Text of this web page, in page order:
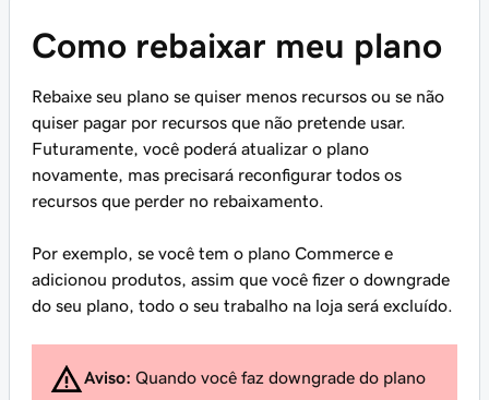
Como rebaixar meu plano
Rebaixe seu plano se quiser menos recursos ou se não
quiser pagar por recursos que não pretende usar.
Futuramente, você poderá atualizar o plano
novamente, mas precisará reconfigurar todos os
recursos que perder no rebaixamento.
Por exemplo, se você tem o plano Commerce e
adicionou produtos, assim que você fizer o downgrade
do seu plano, todo o seu trabalho na loja será excluído.
Aviso: Quando você faz downgrade do plano